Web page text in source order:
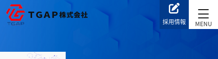
採用情報